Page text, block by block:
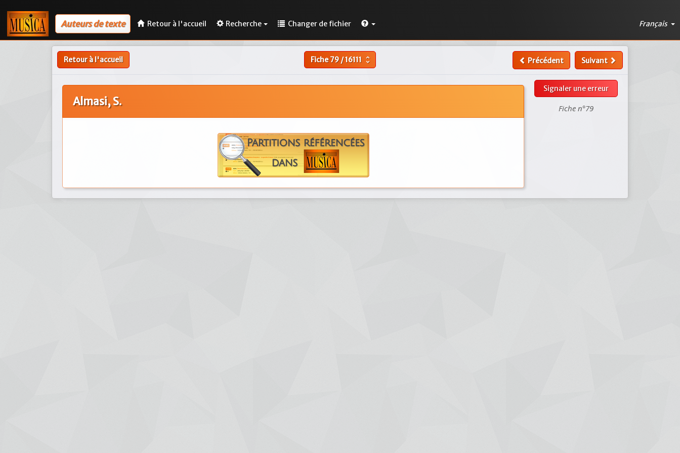
Auteurs de texte Retour à l'accueil Recherche Changer de fichier Français
Retour à l'accueil Fiche79/16111 unfold_more Précédent Suivant
Almasi, S.
Signaler une erreur
Fiche n°79